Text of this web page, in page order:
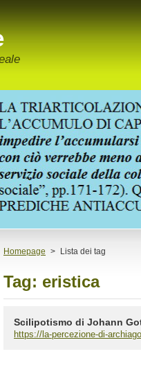
Homepage > Lista dei tag
Tag: eristica
Scilipotismo di Johann
https://la-percezione-di-